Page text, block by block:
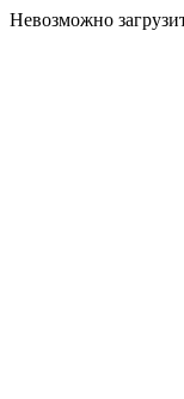
Невозможно